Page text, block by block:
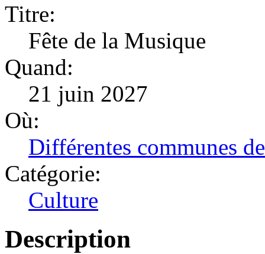
Titre:
Fête de la Musique
Quand:
21 juin 2027
Où:
Différentes communes
Catégorie:
Culture
Description